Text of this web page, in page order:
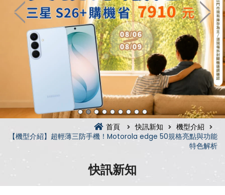
首頁 快訊新知
機型介紹
【機型介紹】超輕薄三防手機！Motorola edge 50規格亮點與功能
特色解析
快訊新知